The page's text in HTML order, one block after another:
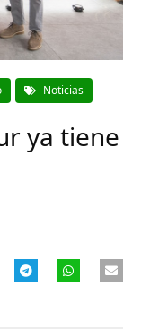
Noticias
ya tiene